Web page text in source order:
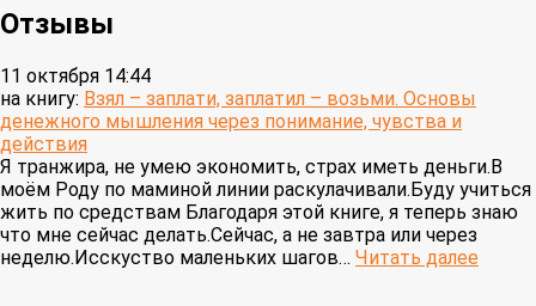
Отзывы
11 октября 14:44
на книгу: Взял – заплати, заплатил – возьми. Основы
денежного мышления через понимание, чувства и
действия
Я транжира, не умею экономить, страх иметь деньги.В
моём Роду по маминой линии раскулачивали.Буду учиться
жить по средствам Благодаря этой книге, я теперь знаю
что мне сейчас делать.Сейчас, а не завтра или через
неделю.Исскуство маленьких шагов… Читать далее